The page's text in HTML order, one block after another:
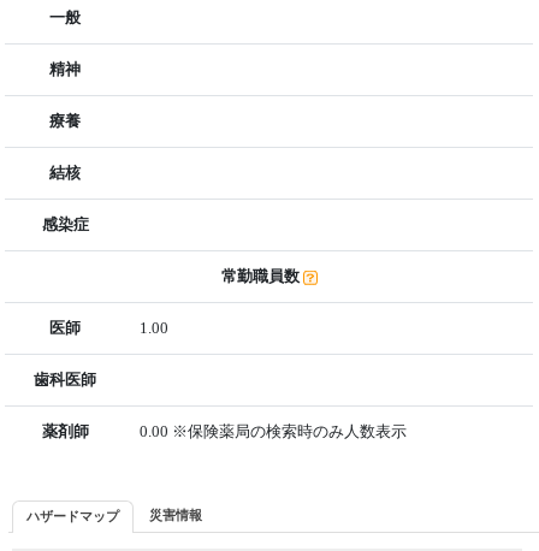
一般
精神
療養
結核
感染症
常勤職員数
医師 1.00
歯科医師
薬剤師 0.00 ※保険薬局の検索時のみ人数表示
ハザードマップ 災害情報